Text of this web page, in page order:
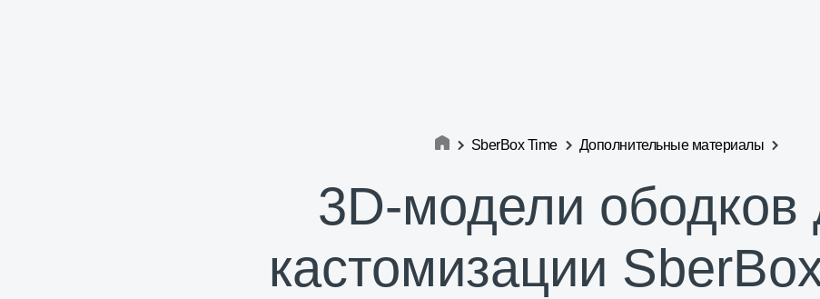
SberBox Time Дополнительные материалы
3D-модели ободков
кастомизации